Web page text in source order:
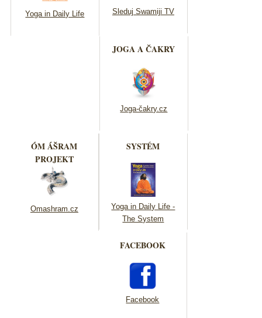
Yoga in Daily Life Sleduj Swamiji TV
JOGA A ČAKRY
Joga-čakry.cz
ÓM ÁŠRAM
PROJEKT
Omashram.cz
SYSTÉM
Yoga in Daily Life -
The System
FACEBOOK
Facebook